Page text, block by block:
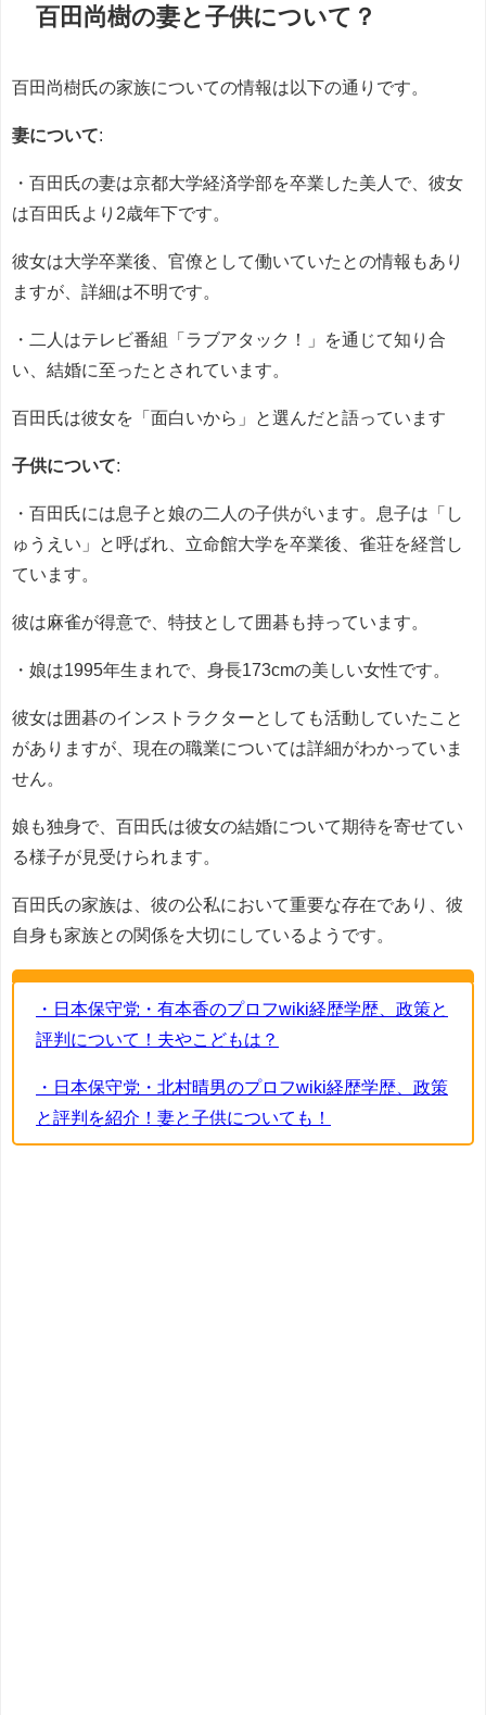
百田尚樹の妻と子供について？
百田尚樹氏の家族についての情報は以下の通りです。
妻について:
・百田氏の妻は京都大学経済学部を卒業した美人で、彼女
は百田氏より2歳年下です。
彼女は大学卒業後、官僚として働いていたとの情報もあり
ますが、詳細は不明です。
・二人はテレビ番組「ラブアタック！」を通じて知り合
い、結婚に至ったとされています。
百田氏は彼女を「面白いから」と選んだと語っています
子供について:
・百田氏には息子と娘の二人の子供がいます。息子は「し
ゅうえい」と呼ばれ、立命館大学を卒業後、雀荘を経営し
ています。
彼は麻雀が得意で、特技として囲碁も持っています。
・娘は1995年生まれで、身長173cmの美しい女性です。
彼女は囲碁のインストラクターとしても活動していたこと
がありますが、現在の職業については詳細がわかっていま
せん。
娘も独身で、百田氏は彼女の結婚について期待を寄せてい
る様子が見受けられます。
百田氏の家族は、彼の公私において重要な存在であり、彼
自身も家族との関係を大切にしているようです。
・日本保守党・有本香のプロフwiki経歴学歴、政策と
評判について！夫やこどもは？
・日本保守党・北村晴男のプロフwiki経歴学歴、政策
と評判を紹介！妻と子供についても！